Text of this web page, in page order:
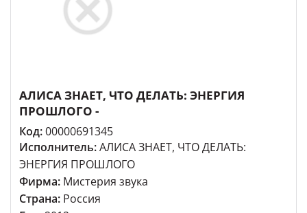
АЛИСА ЗНАЕТ, ЧТО ДЕЛАТЬ: ЭНЕРГИЯ
ПРОШЛОГО -
Код:00000691345
Исполнитель:АЛИСА ЗНАЕТ, ЧТО ДЕЛАТЬ:
ЭНЕРГИЯ ПРОШЛОГО
Фирма: Мистерия звука
Страна: Россия